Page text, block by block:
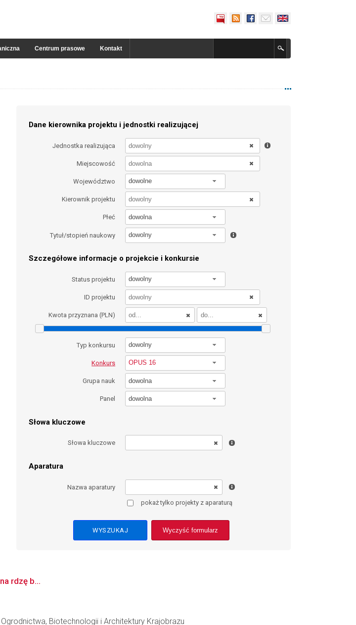
Centrum prasowe Kontakt
Dane kierownika projektu i jednostki realizującej
Jednostka realizująca
Miejscowość
Województwo dowolne
Kierownik projektu
Płeć dowolna
Tytuł/stopień naukowy dowolny
Szczegółowe informacje o projekcie i konkursie
Status projektu dowolny
ID projektu
Kwota przyznana (PLN)
Typ konkursu dowolny
Konkurs OPUS 16
Grupa nauk dowolna
Panel dowolna
Słowa kluczowe
Słowa kluczowe
Aparatura
Nazwa aparatury
pokaż tylko projekty z aparaturą
Wyczyść formularz
rdzę b...
Biotechnologii i Architektury Krajobrazu